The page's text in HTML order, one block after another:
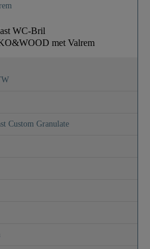
WC-Bril
met Valrem
Custom Granulate